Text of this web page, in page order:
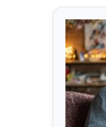
В
е
с
е
л
і
п
р